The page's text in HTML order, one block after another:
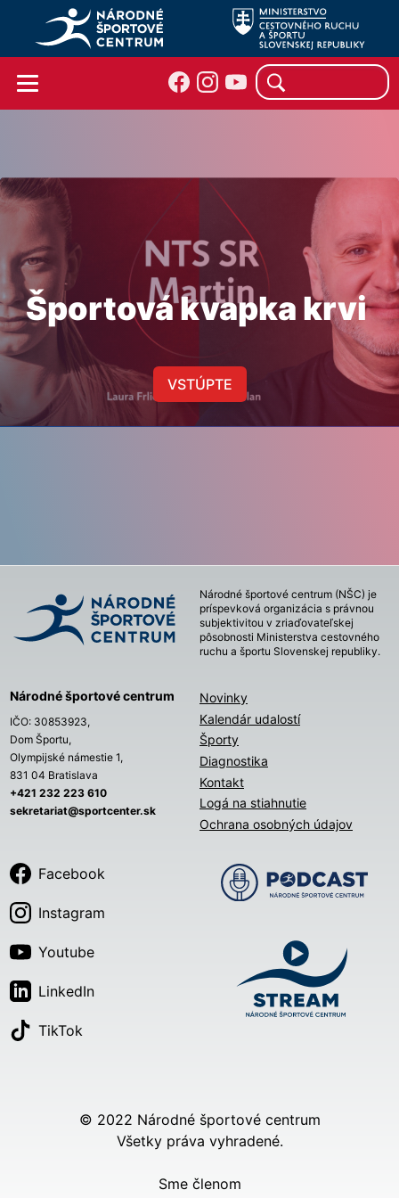
Športová kvapka krvi
VSTÚPTE
Národné športové centrum (NŠC) je
príspevková organizácia s právnou
subjektivitou v zriaďovateľskej
pôsobnosti Ministerstva cestovného
ruchu a športu Slovenskej republiky.
Národné športové centrum
IČO: 30853923,
Dom Športu,
Olympijské námestie 1,
831 04 Bratislava
+421 232 223 610
sekretariat@sportcenter.sk
Novinky
Kalendár udalostí
Športy
Diagnostika
Kontakt
Logá na stiahnutie
Ochrana osobných údajov
Facebook
Instagram
Youtube
LinkedIn
TikTok
© 2022 Národné športové centrum
Všetky práva vyhradené.
Sme členom